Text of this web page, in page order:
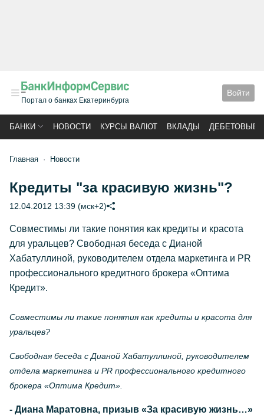
Портал о банках Екатеринбурга
Войти
БАНКИ НОВОСТИ КУРСЫ ВАЛЮТ ВКЛАДЫ ДЕБЕТОВЫЕ
Главная Новости
Кредиты "за красивую жизнь"?
12.04.2012 13:39 (мск+2)
Совместимы ли такие понятия как кредиты и красота
для уральцев? Свободная беседа с Дианой
Хабатуллиной, руководителем отдела маркетинга и PR
профессионального кредитного брокера «Оптима
Кредит».
Совместимы ли такие понятия как кредиты и красота для
уральцев?
Свободная беседа с Дианой Хабатуллиной, руководителем
отдела маркетинга и PR профессионального кредитного
брокера «Оптима Кредит».
- Диана Маратовна, призыв «За красивую жизнь…»